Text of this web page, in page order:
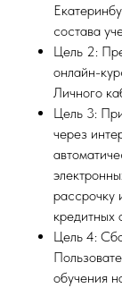
состава
Цель 2:
онлайн-
Личного
Цель 3:
через
рассрочку
кредитных
Цель 4:
обучения